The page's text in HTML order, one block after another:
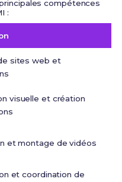
compétences
:
sites web et
visuelle et création
et montage de vidéos
et coordination de